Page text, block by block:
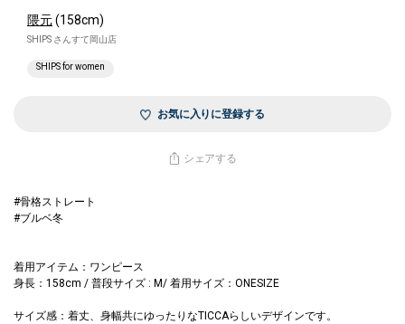
隈元(158cm)
SHIPS さんすて岡山店
SHIPS for women
お気に入りに登録する
シェアする
#骨格ストレート
#ブルベ冬
着用アイテム：ワンピース
身長：158cm / 普段サイズ : M/ 着用サイズ：ONESIZE
サイズ感：着丈、身幅共にゆったりなTICCAらしいデザインです。